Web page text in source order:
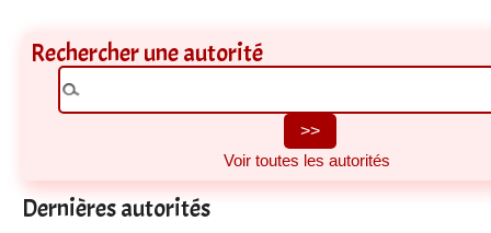
Rechercher une autorité
Voir toutes les autorités
Dernières autorités